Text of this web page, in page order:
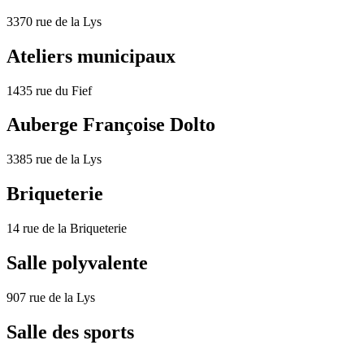
3370 rue de la Lys
Ateliers municipaux
1435 rue du Fief
Auberge Françoise Dolto
3385 rue de la Lys
Briqueterie
14 rue de la Briqueterie
Salle polyvalente
907 rue de la Lys
Salle des sports